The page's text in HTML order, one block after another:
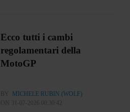
Ecco tutti i cambi
regolamentari della
MotoGP
BY
MICHELE RUBIN (WOLF)
ON 31-07-2026 00:30:42